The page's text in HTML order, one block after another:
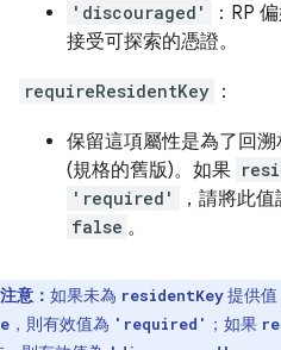
'discouraged'
：RP
接受可探索的憑證。
requireResidentKey ：
保留這項屬性是為了回
(規格的舊版)。如果
'required' ，請將此
false 。
注意： 如果未為 residentKey提供值
，則有效值為 'required' ；如果